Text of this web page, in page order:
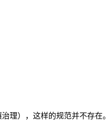
理），这样的规范并不存在。